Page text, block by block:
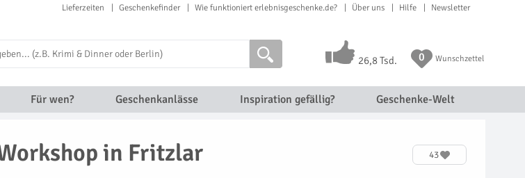
Lieferzeiten Geschenkefinder Wie funktioniert erlebnisgeschenke.de? Über uns Hilfe Newsletter
26,8 Tsd. 0 Wunschzettel
Für wen? Geschenkanlässe Inspiration gefällig? Geschenke-Welt
in Fritzlar 43